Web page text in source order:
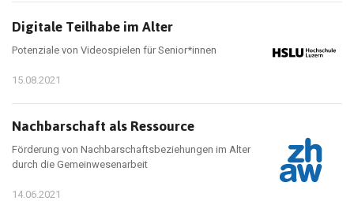
Digitale Teilhabe im Alter
Potenziale von Videospielen für Senior*innen
15.08.2021
Nachbarschaft als Ressource
Förderung von Nachbarschaftsbeziehungen im Alter
durch die Gemeinwesenarbeit
14.06.2021